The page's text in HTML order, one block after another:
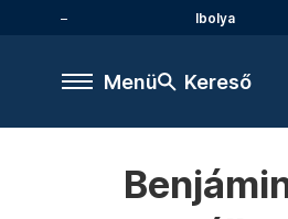
Ibolya
Menü Kereső